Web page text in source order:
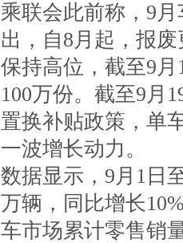
乘联会此前称，9
出，自8月起，报
保持高位，截至9
100万份。截至9月
置换补贴政策，单
一波增长动力。
数据显示，9月1日
万辆，同比增长
车市场累计零售销